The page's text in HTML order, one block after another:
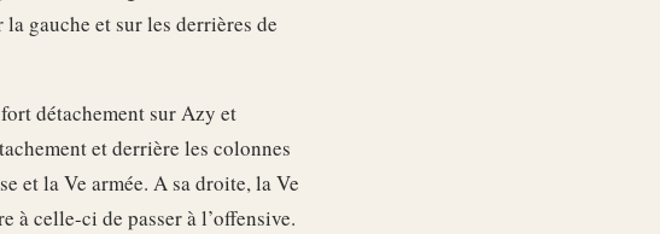
gauche et sur les derrières de
détachement sur Azy et
et derrière les colonnes
et la Ve armée. A sa droite, la Ve
à celle-ci de passer à l’offensive.